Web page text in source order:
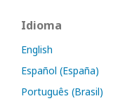
Idioma
English
Español (España)
Português (Brasil)